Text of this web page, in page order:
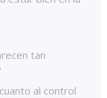
tan
al control